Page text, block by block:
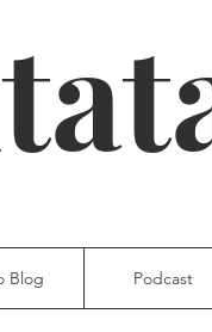
Blog Podcast